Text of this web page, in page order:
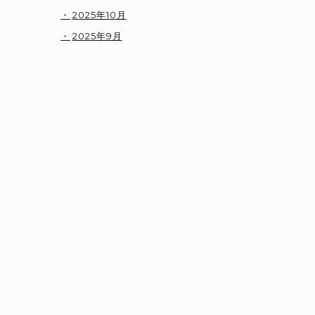
2025年10月
2025年9月